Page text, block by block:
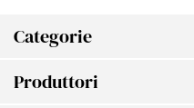
Categorie
Produttori